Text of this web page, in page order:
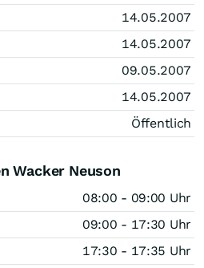
14.05.2007
14.05.2007
09.05.2007
14.05.2007
Öffentlich
Wacker Neuson
08:00 - 09:00 Uhr
09:00 - 17:30 Uhr
17:30 - 17:35 Uhr